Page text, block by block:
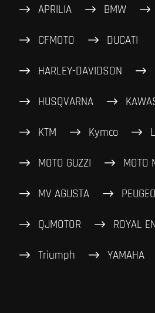
APRILIA BMW
CFMOTO DUCATI
HARLEY-DAVIDSON
HUSQVARNA
KTM Kymco
MOTO GUZZI MOTO
MV AGUSTA
QJMOTOR ROYAL
Triumph YAMAHA